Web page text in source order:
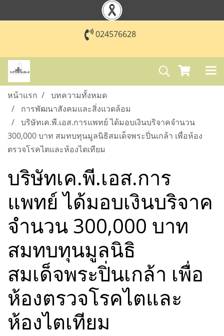
024576628
หน้าแรก
บทความทั้งหมด
การพัฒนาสังคมและสิ่งแวดล้อม
บริษัทเค.พี.เอส.การแพทย์ ได้มอบเงินบริจาคจำนวน
300,000 บาท สมทบทุนมูลนิธิสมเด็จพระปิ่นเกล้า เพื่อห้อง
ตรวจโรคไตและห้องไตเทียม
บริษัทเค.พี.เอส.การ
แพทย์ ได้มอบเงินบริจาค
จำนวน 300,000 บาท
สมทบทุนมูลนิธิ
สมเด็จพระปิ่นเกล้า เพื่อ
ห้องตรวจโรคไตและ
ห้องไตเทียม